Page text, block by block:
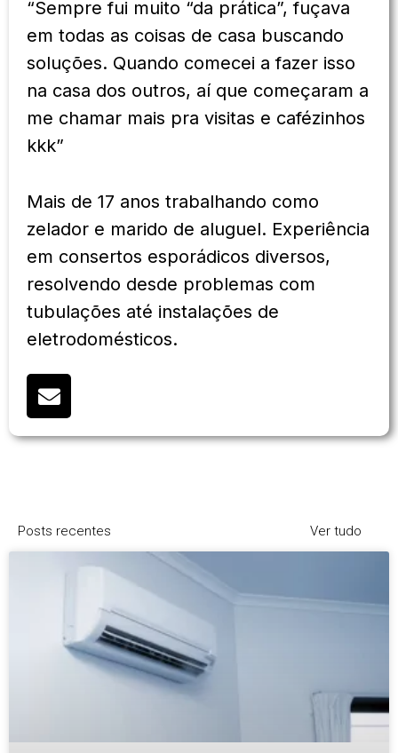
“Sempre fui muito “da prática”, fuçava
em todas as coisas de casa buscando
soluções. Quando comecei a fazer isso
na casa dos outros, aí que começaram a
me chamar mais pra visitas e cafézinhos
kkk”
Mais de 17 anos trabalhando como
zelador e marido de aluguel. Experiência
em consertos esporádicos diversos,
resolvendo desde problemas com
tubulações até instalações de
eletrodomésticos.
Posts recentes Ver tudo